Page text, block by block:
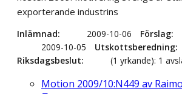
exporterande industrins
Inlämnad 2009-10-06 Förslag
2009-10-05
Utskottsberedning
Riksdagsbeslut
(1 yrkande): 1
Motion 2009/10:N449 av